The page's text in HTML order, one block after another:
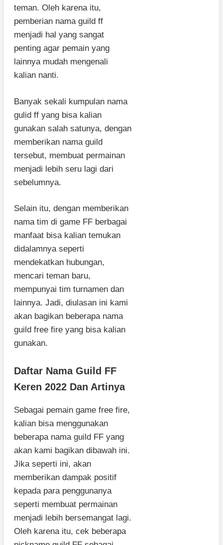
teman. Oleh karena itu,
pemberian nama guild ff
menjadi hal yang sangat
penting agar pemain yang
lainnya mudah mengenali
kalian nanti.
Banyak sekali kumpulan nama
gulid ff yang bisa kalian
gunakan salah satunya, dengan
memberikan nama guild
tersebut, membuat permainan
menjadi lebih seru lagi dari
sebelumnya.
Selain itu, dengan memberikan
nama tim di game FF berbagai
manfaat bisa kalian temukan
didalamnya seperti
mendekatkan hubungan,
mencari teman baru,
mempunyai tim turnamen dan
lainnya. Jadi, diulasan ini kami
akan bagikan beberapa nama
guild free fire yang bisa kalian
gunakan.
Daftar Nama Guild FF
Keren 2022 Dan Artinya
Sebagai pemain game free fire,
kalian bisa menggunakan
beberapa nama guild FF yang
akan kami bagikan dibawah ini.
Jika seperti ini, akan
memberikan dampak positif
kepada para penggunanya
seperti membuat permainan
menjadi lebih bersemangat lagi.
Oleh karena itu, cek beberapa